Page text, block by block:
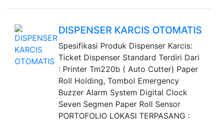
DISPENSER KARCIS OTOMATIS
Spesifikasi Produk Dispenser Karcis:
Ticket Dispenser Standard Terdiri Dari
: Printer Tm220b ( Auto Cutter) Paper
Roll Holding, Tombol Emergency
Buzzer Alarm System Digital Clock
Seven Segmen Paper Roll Sensor
PORTOFOLIO LOKASI TERPASANG :